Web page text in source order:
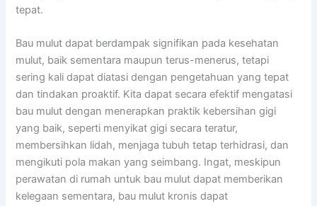
tepat.
Bau mulut dapat berdampak signifikan pada kesehatan
mulut, baik sementara maupun terus-menerus, tetapi
sering kali dapat diatasi dengan pengetahuan yang tepat
dan tindakan proaktif. Kita dapat secara efektif mengatasi
bau mulut dengan menerapkan praktik kebersihan gigi
yang baik, seperti menyikat gigi secara teratur,
membersihkan lidah, menjaga tubuh tetap terhidrasi, dan
mengikuti pola makan yang seimbang. Ingat, meskipun
perawatan di rumah untuk bau mulut dapat memberikan
kelegaan sementara, bau mulut kronis dapat